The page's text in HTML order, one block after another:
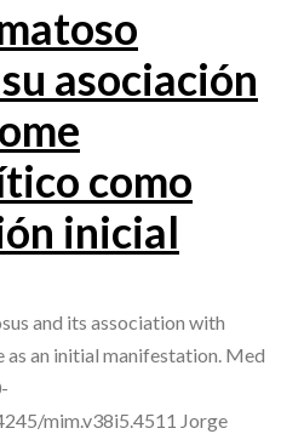
asociación
como
inicial
and its association with
an initial manifestation. Med
mim.v38i5.4511 Jorge